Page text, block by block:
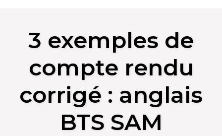
content3 exemples de
compte rendu
corrigé : anglais
BTS SAM